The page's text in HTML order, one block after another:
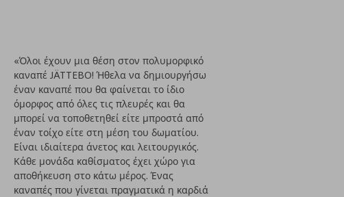
«Όλοι έχουν μια θέση στον πολυμορφικό
καναπέ JÄTTEBO! Ήθελα να δημιουργήσω
έναν καναπέ που θα φαίνεται το ίδιο
όμορφος από όλες τις πλευρές και θα
μπορεί να τοποθετηθεί είτε μπροστά από
έναν τοίχο είτε στη μέση του δωματίου.
Είναι ιδιαίτερα άνετος και λειτουργικός.
Κάθε μονάδα καθίσματος έχει χώρο για
αποθήκευση στο κάτω μέρος. Ένας
καναπές που γίνεται πραγματικά η καρδιά